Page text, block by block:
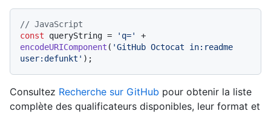
// JavaScript
const queryString = 'q='
encodeURIComponent ( 'GitHub Octocat in:readme
user:defunkt'
Consultez Recherche sur GitHub pour obtenir la liste
complète des qualificateurs disponibles, leur format et